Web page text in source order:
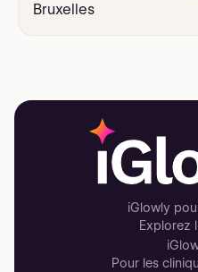
Bruxelles
iGlowly
Explorez
Pour les